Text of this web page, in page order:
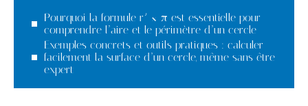
Pourquoi la formule r² × π est essentielle pour
comprendre l’aire et le périmètre d’un cercle
Exemples concrets et outils pratiques : calculer
facilement la surface d’un cercle, même sans être
expert